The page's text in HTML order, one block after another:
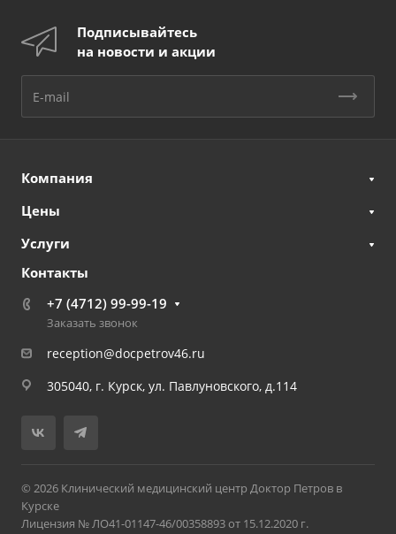
Подписывайтесь
на новости и акции
Компания
Цены
Услуги
Контакты
+7 (4712) 99-99-19
Заказать звонок
reception@docpetrov46.ru
305040, г. Курск, ул. Павлуновского, д.114
© 2026 Клинический медицинский центр Доктор Петров в
Курске
Лицензия № ЛО41-01147-46/00358893 от 15.12.2020 г.